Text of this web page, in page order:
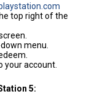
top right of the
menu.
your account.
5: